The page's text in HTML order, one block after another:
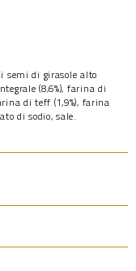
semi di girasole alto
(8,6%), farina di
di teff (1,9%), farina
di sodio, sale.